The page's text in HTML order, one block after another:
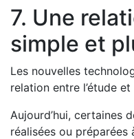
7. Une
simple et
Les nouvelles
relation entre l’étude
Aujourd’hui, certaines
réalisées ou préparées